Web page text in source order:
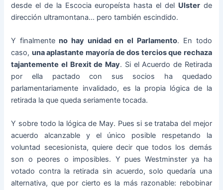
desde el de la Escocia europeísta hasta el del Ulsterde
dirección ultramontana… pero también escindido.
Y finalmente no hay unidad en el Parlamento. En todo
caso, una aplastante mayoría de dos tercios que rechaza
tajantemente el Brexit de May. Si el Acuerdo de Retirada
por ella pactado con sus socios ha quedado
parlamentariamente invalidado, es la propia lógica de la
retirada la que queda seriamente tocada.
Y sobre todo la lógica de May. Pues si se trataba del mejor
acuerdo alcanzable y el único posible respetando la
voluntad secesionista, quiere decir que todos los demás
son o peores o imposibles. Y pues Westminster ya ha
votado contra la retirada sin acuerdo, solo quedaría una
alternativa, que por cierto es la más razonable: rebobinar